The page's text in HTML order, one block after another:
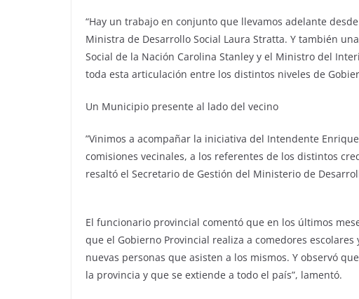
“Hay un trabajo en conjunto que llevamos adelante
Ministra de Desarrollo Social Laura Stratta. Y también
Social de la Nación Carolina Stanley y el Ministro del
toda esta articulación entre los distintos niveles de
Un Municipio presente al lado del vecino
​”Vinimos a acompañar la iniciativa del Intendente
comisiones vecinales, a los referentes de los distintos
resaltó el Secretario de Gestión del Ministerio de
El funcionario provincial comentó que en los últimos
que el Gobierno Provincial realiza a comedores
nuevas personas que asisten a los mismos. Y observó
la provincia y que se extiende a todo el país”, lamentó.